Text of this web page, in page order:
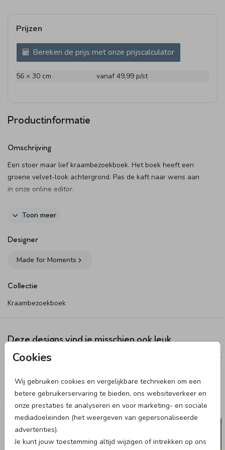
Cookies
Wij gebruiken cookies en vergelijkbare technieken om een
betere gebruikerservaring te bieden, ons websiteverkeer en
onze prestaties te analyseren en voor marketing- en sociale
mediadoeleinden (het weergeven van gepersonaliseerde
advertenties).
Je kunt jouw toestemming altijd wijzigen of intrekken op ons
Prijzen
Bereken de prijs met onze prijscalculator
56 × 30 cm vanaf 49,99 p/st
Productinformatie
Omschrijving
Een stoer maar lief kraambezoekboek. Het boek heeft een
groene velvet-look achtergrond. Pas de kaft naar wens aan
in onze online editor.
Specificaties kraambezoekboek:
- Boekomslag: te personaliseren met een eigen ontwerp of
afgeraden
vullen
geboortekaartjes
Toon meer
Designer
Made for Moments
Collectie
Kraambezoekboek
Deze designs vind je misschien ook leuk